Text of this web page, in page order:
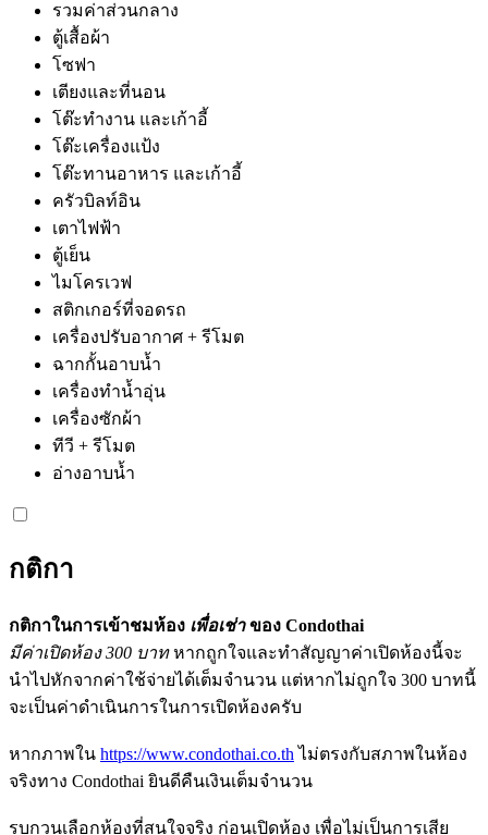
รวมค่าส่วนกลาง
ตู้เสื้อผ้า
โซฟา
เตียงและที่นอน
โต๊ะทำงาน และเก้าอี้
โต๊ะเครื่องแป้ง
โต๊ะทานอาหาร และเก้าอี้
ครัวบิลท์อิน
เตาไฟฟ้า
ตู้เย็น
ไมโครเวฟ
สติกเกอร์ที่จอดรถ
เครื่องปรับอากาศ + รีโมต
ฉากกั้นอาบน้ำ
เครื่องทำน้ำอุ่น
เครื่องซักผ้า
ทีวี + รีโมต
อ่างอาบน้ำ
กติกา
กติกาในการเข้าชมห้อง เพื่อเช่าของ Condothai
มีค่าเปิดห้อง 300 บาทหากถูกใจและทำสัญญาค่าเปิดห้องนี้จะ
นำไปหักจากค่าใช้จ่ายได้เต็มจำนวน แต่หากไม่ถูกใจ 300 บาทนี้
จะเป็นค่าดำเนินการในการเปิดห้องครับ
หากภาพใน https://www.condothai.co.th ไม่ตรงกับสภาพในห้อง
จริงทาง Condothai ยินดีคืนเงินเต็มจำนวน
รบกวนเลือกห้องที่สนใจจริง ก่อนเปิดห้อง เพื่อไม่เป็นการเสีย